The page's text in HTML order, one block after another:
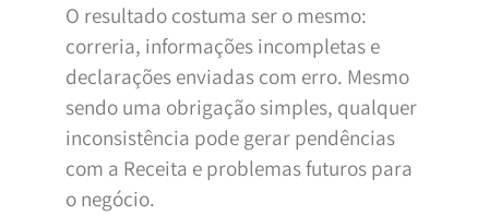
O resultado costuma ser o mesmo:
correria, informações incompletas e
declarações enviadas com erro. Mesmo
sendo uma obrigação simples, qualquer
inconsistência pode gerar pendências
com a Receita e problemas futuros para
o negócio.